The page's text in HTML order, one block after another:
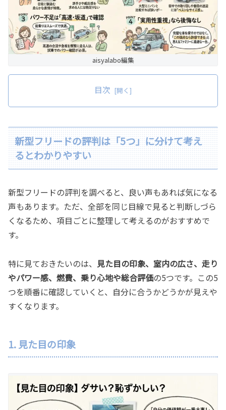
aisyalabo編集
目次
新型フリードの評判は「5つ」に分けて考え
るとわかりやすい
新型フリードの評判を調べると、良い声もあれば気になる
声もあります。ただ、全部を同じ目線で見ると判断しづら
くなるため、項目ごとに整理して考えるのがおすすめで
す。
特に見ておきたいのは、 見た目の印象、室内の広さ、走り
やパワー感、燃費、乗り心地や総合評価の5つです。この5
つを順番に確認していくと、自分に合うかどうかが見えや
すくなります。
1. 見た目の印象